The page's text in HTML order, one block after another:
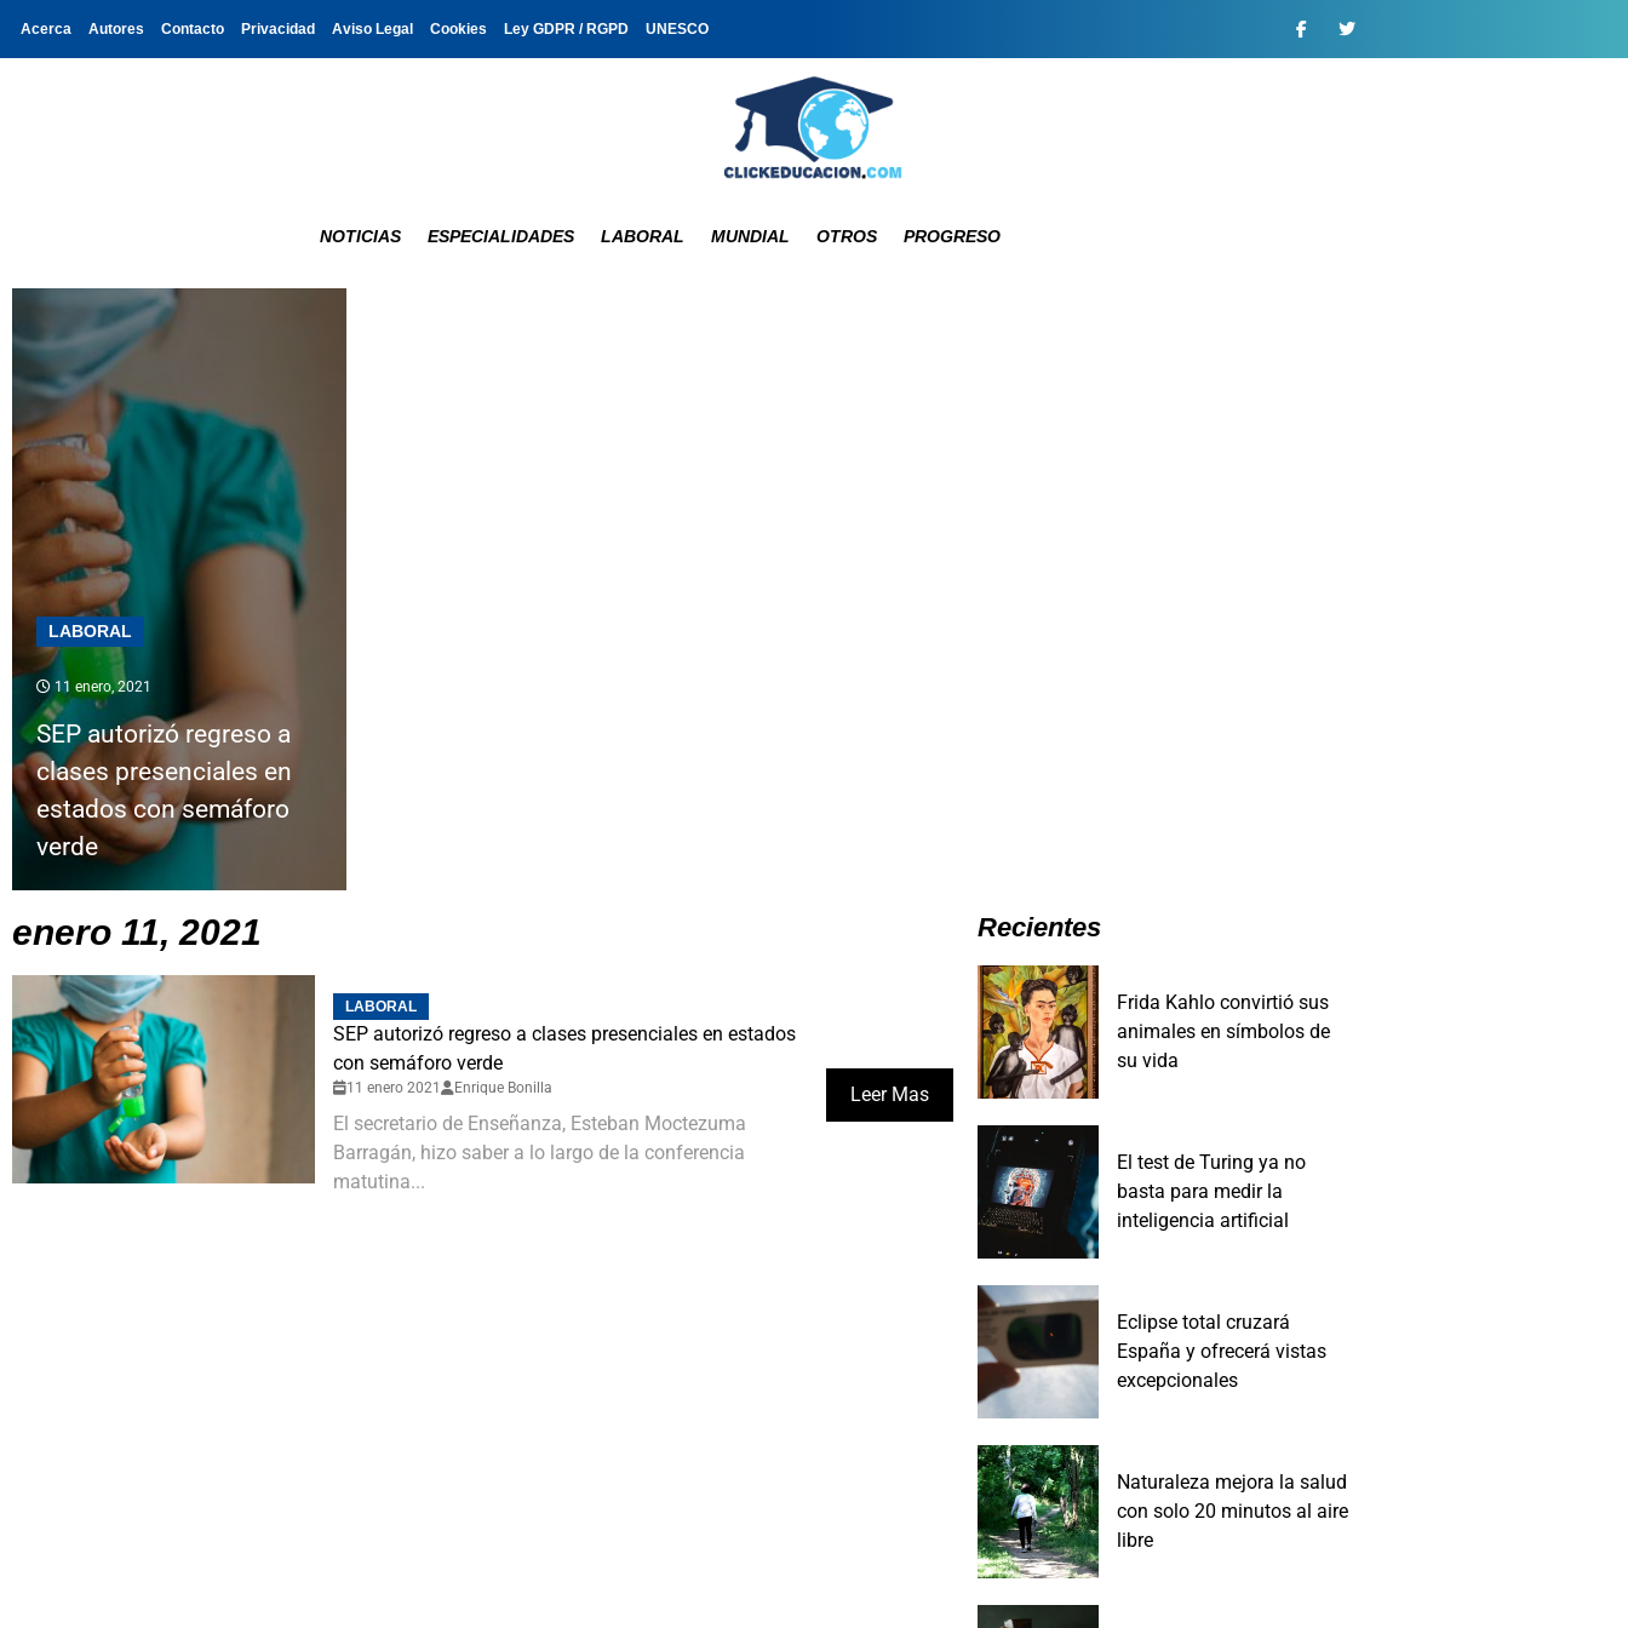
Acerca Autores Contacto Privacidad Aviso Legal Cookies Ley GDPR / RGPD UNESCO
NOTICIAS ESPECIALIDADES LABORAL MUNDIAL OTROS PROGRESO
LABORAL
11 enero, 2021
SEP autorizó regreso a
clases presenciales en
estados con semáforo
verde
enero 11, 2021
LABORAL
SEP autorizó regreso a clases presenciales en estados
con semáforo verde
11 enero 2021 Enrique Bonilla
El secretario de Enseñanza, Esteban Moctezuma
Barragán, hizo saber a lo largo de la conferencia
matutina...
Leer Mas
Recientes
Frida Kahlo convirtió sus
animales en símbolos de
su vida
El test de Turing ya no
basta para medir la
inteligencia artificial
Eclipse total cruzará
España y ofrecerá vistas
excepcionales
Naturaleza mejora la salud
con solo 20 minutos al aire
libre